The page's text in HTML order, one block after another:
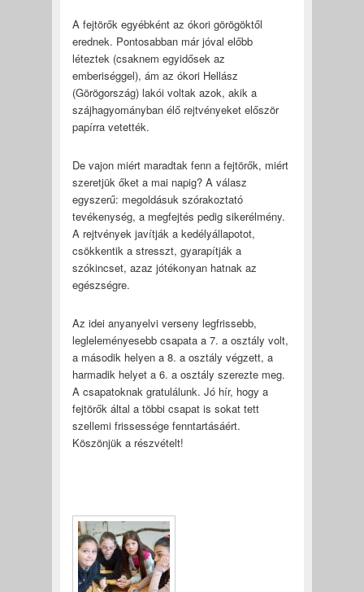
A fejtörők egyébként az ókori görögöktől
erednek. Pontosabban már jóval előbb
léteztek (csaknem egyidősek az
emberiséggel), ám az ókori Hellász
(Görögország) lakói voltak azok, akik a
szájhagyományban élő rejtvényeket először
papírra vetették.
De vajon miért maradtak fenn a fejtörők, miért
szeretjük őket a mai napig? A válasz
egyszerű: megoldásuk szórakoztató
tevékenység, a megfejtés pedig sikerélmény.
A rejtvények javítják a kedélyállapotot,
csökkentik a stresszt, gyarapítják a
szókincset, azaz jótékonyan hatnak az
egészségre.
Az idei anyanyelvi verseny legfrissebb,
legleleményesebb csapata a 7. a osztály volt,
a második helyen a 8. a osztály végzett, a
harmadik helyet a 6. a osztály szerezte meg.
A csapatoknak gratulálunk. Jó hír, hogy a
fejtörők által a többi csapat is sokat tett
szellemi frissessége fenntartásáért.
Köszönjük a részvételt!